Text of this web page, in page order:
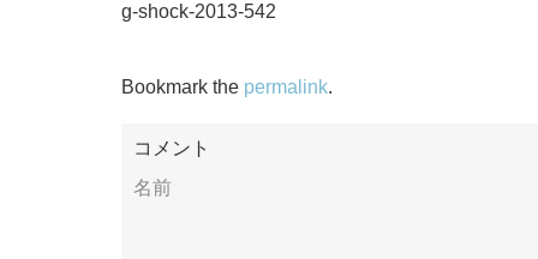
g-shock-2013-542
Bookmark the permalink.
コメント
名前